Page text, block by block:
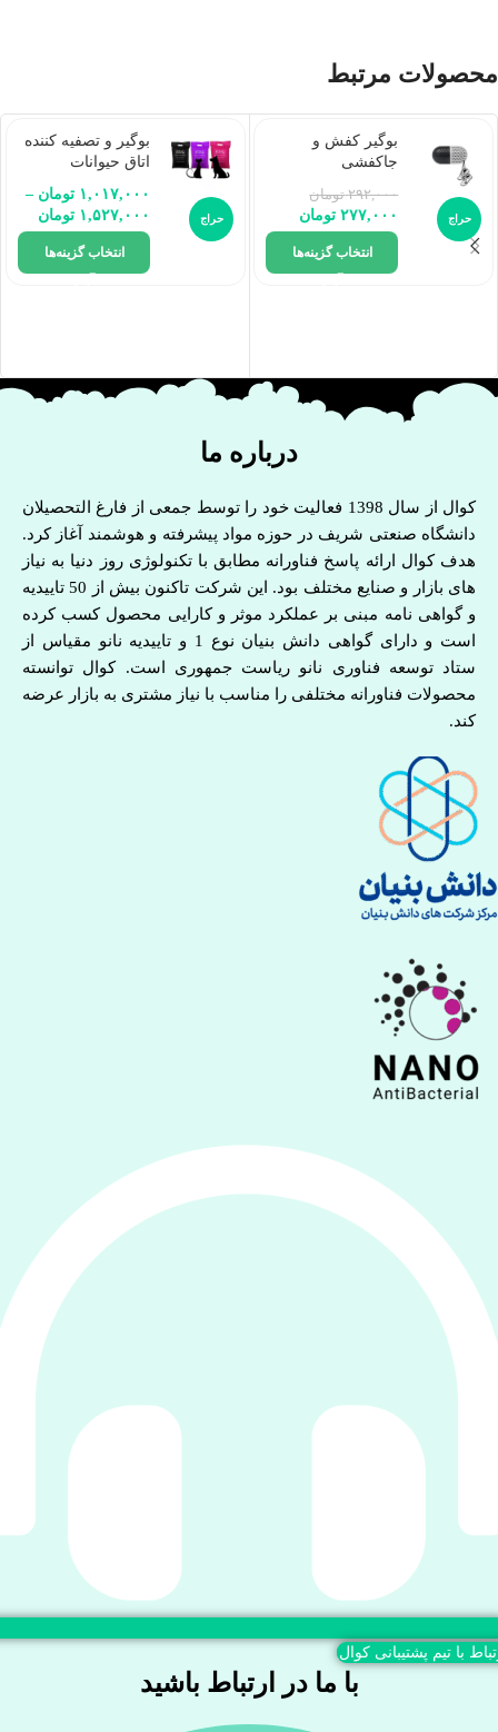
محصولات مرتبط
حراج
بوگیر کفش و
جاکفشی
۲۹۲,۰۰۰ تومان
۲۷۷,۰۰۰ تومان
انتخاب گزینه‌ها
حراج
بوگیر و تصفیه کننده
اتاق حیوانات
۱,۰۱۷,۰۰۰ تومان –
۱,۵۲۷,۰۰۰ تومان
انتخاب گزینه‌ها
درباره ما
کوال از سال 1398 فعالیت خود را توسط جمعی از فارغ التحصیلان
دانشگاه صنعتی شریف در حوزه مواد پیشرفته و هوشمند آغاز کرد.
هدف کوال ارائه پاسخ فناورانه مطابق با تکنولوژی روز دنیا به نیاز
های بازار و صنایع مختلف بود. این شرکت تاکنون بیش از 50 تاییدیه
و گواهی نامه مبنی بر عملکرد موثر و کارایی محصول کسب کرده
است و دارای گواهی دانش بنیان نوع 1 و تاییدیه نانو مقیاس از
ستاد توسعه فناوری نانو ریاست جمهوری است. کوال توانسته
محصولات فناورانه مختلفی را مناسب با نیاز مشتری به بازار عرضه
کند.
با تیم پشتیبانی کوال
با ما در ارتباط باشید